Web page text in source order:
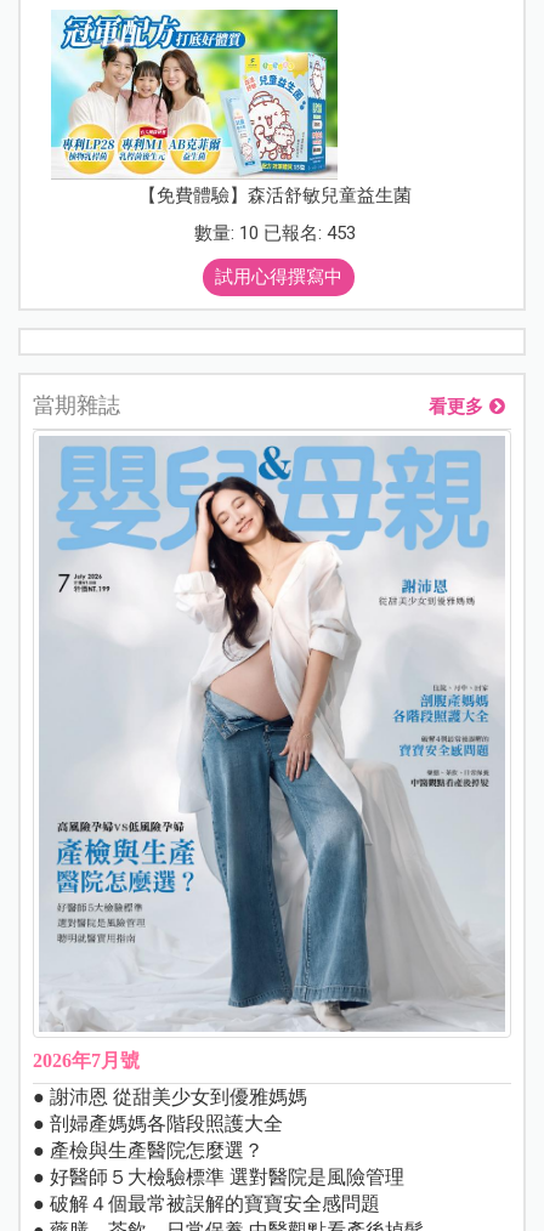
【免費體驗】森活舒敏兒童益生菌
數量: 10 已報名: 453
試用心得撰寫中
當期雜誌 看更多
2026年7月號
● 謝沛恩 從甜美少女到優雅媽媽
● 剖婦產媽媽各階段照護大全
● 產檢與生產醫院怎麼選？
● 好醫師５大檢驗標準 選對醫院是風險管理
● 破解４個最常被誤解的寶寶安全感問題